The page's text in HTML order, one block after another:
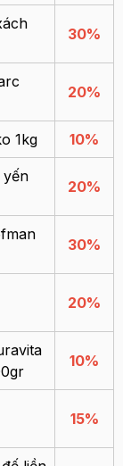
30%
20%
1kg 10%
yến
20%
30%
20%
10%
15%